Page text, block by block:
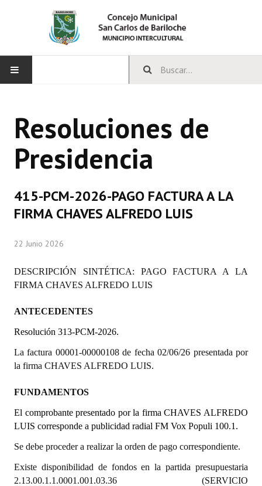
CONCEJO
Bloques Políticos
Comisiones Permanentes
Programas
Constitución Nacional
Constitución Provincial
Digesto
Organigrama
DOCUMENTOS
Resoluciones de
Presidencia
415-PCM-2026-PAGO FACTURA A LA
FIRMA CHAVES ALFREDO LUIS
22 Junio 2026
DESCRIPCIÓN SINTÉTICA: PAGO FACTURA A LA
FIRMA CHAVES ALFREDO LUIS
ANTECEDENTES
Resolución 313-PCM-2026.
La factura 00001-00000108 de fecha 02/06/26 presentada por
la firma CHAVES ALFREDO LUIS.
FUNDAMENTOS
El comprobante presentado por la firma CHAVES ALFREDO
LUIS corresponde a publicidad radial FM Vox Populi 100.1.
Se debe proceder a realizar la orden de pago correspondiente.
Existe disponibilidad de fondos en la partida presupuestaria
2.13.00.1.1.0001.001.03.36 (SERVICIO